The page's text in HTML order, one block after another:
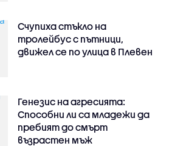
Счупиха стъкло на
тролейбус с пътници,
движел се по улица в Плевен
Генезис на агресията:
Способни ли са младежи да
пребият до смърт
възрастен мъж